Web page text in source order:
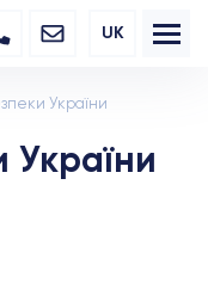
UK
України
України